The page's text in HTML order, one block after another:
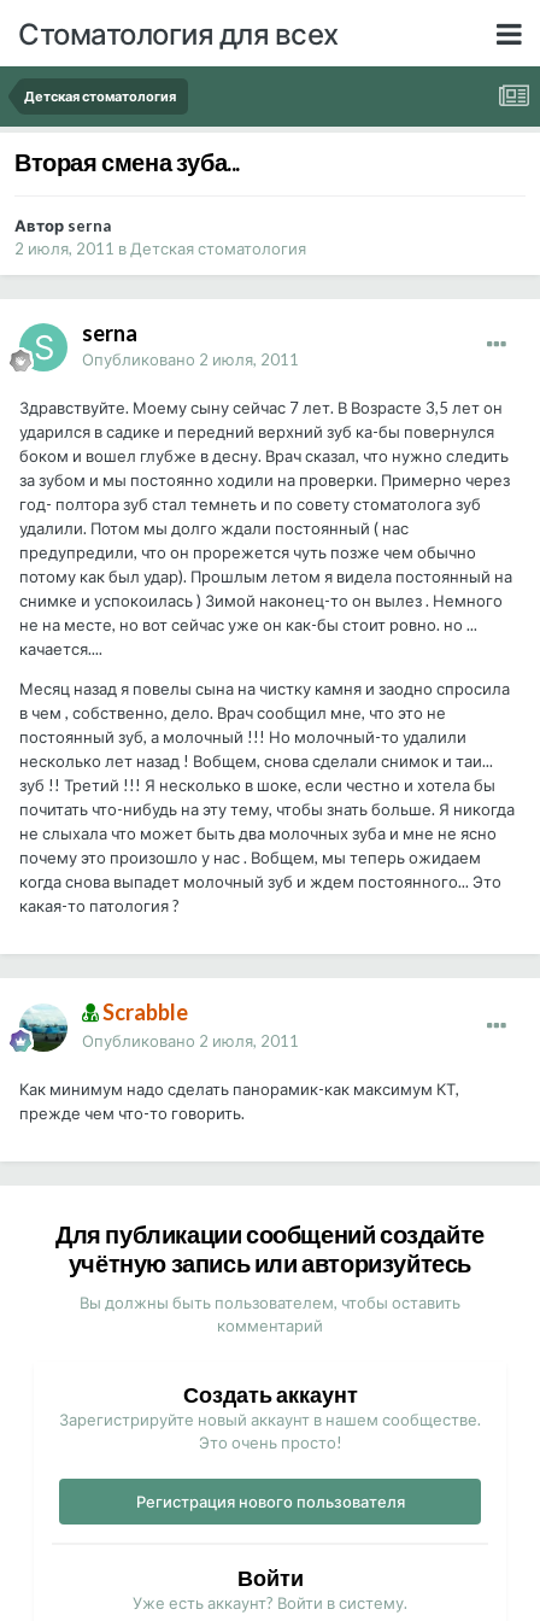
Стоматология для всех
Детская стоматология
Вторая смена зуба...
Автор serna
2 июля, 2011 вДетская стоматология
serna
Опубликовано 2 июля, 2011
Здравствуйте. Моему сыну сейчас 7 лет. В Возрасте 3,5 лет он
ударился в садике и передний верхний зуб ка-бы повернулся
боком и вошел глубже в десну. Врач сказал, что нужно следить
за зубом и мы постоянно ходили на проверки. Примерно через
год- полтора зуб стал темнеть и по совету стоматолога зуб
удалили. Потом мы долго ждали постоянный ( нас
предупредили, что он прорежется чуть позже чем обычно
потому как был удар). Прошлым летом я видела постоянный на
снимке и успокоилась ) Зимой наконец-то он вылез . Немного
не на месте, но вот сейчас уже он как-бы стоит ровно. но ...
качается....
Месяц назад я повелы сына на чистку камня и заодно спросила
в чем , собственно, дело. Врач сообщил мне, что это не
постоянный зуб, а молочный !!! Но молочный-то удалили
несколько лет назад ! Вобщем, снова сделали снимок и таи...
зуб !! Третий !!! Я несколько в шоке, если честно и хотела бы
почитать что-нибудь на эту тему, чтобы знать больше. Я никогда
не слыхала что может быть два молочных зуба и мне не ясно
почему это произошло у нас . Вобщем, мы теперь ожидаем
когда снова выпадет молочный зуб и ждем постоянного... Это
какая-то патология ?
Scrabble
Опубликовано 2 июля, 2011
Как минимум надо сделать панорамик-как максимум КТ,
прежде чем что-то говорить.
Для публикации сообщений создайте
учётную запись или авторизуйтесь
Вы должны быть пользователем, чтобы оставить
комментарий
Создать аккаунт
Зарегистрируйте новый аккаунт в нашем сообществе.
Это очень просто!
Регистрация нового пользователя
Войти
Уже есть аккаунт? Войти в систему.